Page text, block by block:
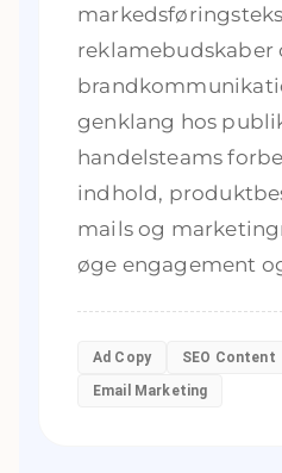
reklamebudskaber
genklang hos
handelsteams
indhold,
mails og
øge engagement
Ad Copy SEO Content
Email Marketing